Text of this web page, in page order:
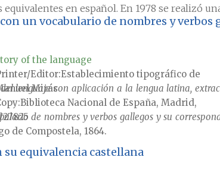
en español. En 1978 se realizó
lenguaje con aplicación a la lengua latina,
de nombres y verbos gallegos y su
de Compostela, 1864.
un vocabulario de nombres y verbos
of the language
Editor Establecimiento tipográfico de
Mirás
Biblioteca Nacional de España, Madrid,
27825
su equivalencia castellana